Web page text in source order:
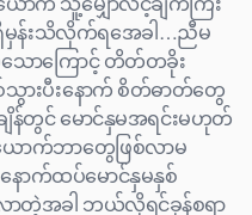
ရှိမှန်းသိလိုက်ရအေခါ…ညီမ
သောကြောင့် တိတ်တခိုး
ားပီးနောက် စိတ်ဓာတ်တွေ
င် မောင်နှမအရင်းမဟုတ်
ာက်ဘာတွေဖြစ်လာမ
က်ထပ်မောင်နှမနှစ်
တဲ့အခါ ဘယ်လိုရင်ခုန်စရာ